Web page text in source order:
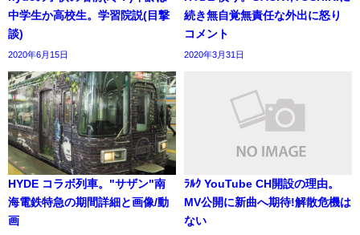
中学生か高校生。学習院説(目撃
談)
2020年6月15日
続き無自覚無責任な外出に怒り
コメント
2020年3月31日
HYDE コラボ列車。"サザン"南
海電鉄特急の期間詳細と画像/動
画
ﾗﾙｸ YouTube CH開設の理由。
MV公開に新曲へ期待!解散危機は
ない